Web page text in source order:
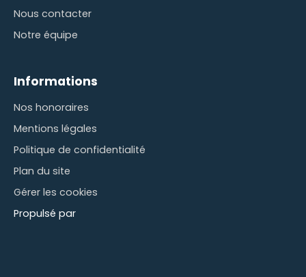
Nous contacter
Notre équipe
Informations
Nos honoraires
Mentions légales
Politique de confidentialité
Plan du site
Gérer les cookies
Propulsé par